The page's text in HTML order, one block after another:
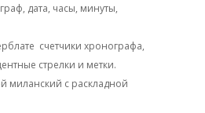
дата, часы, минуты,
счетчики хронографа,
стрелки и метки.
миланский с раскладной